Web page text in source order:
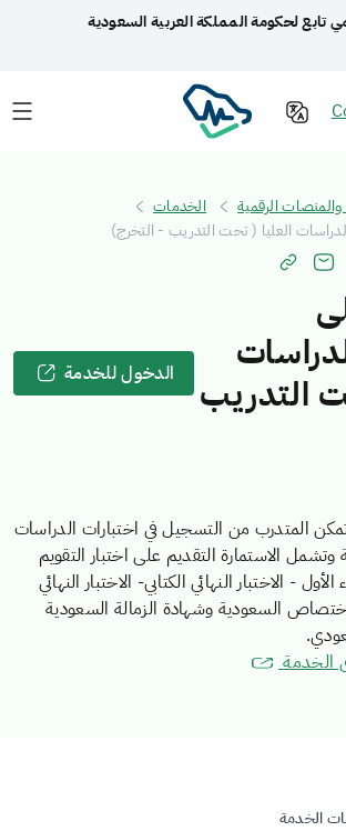
لحكومة المملكة العربية السعودية
الرقمية
الخدمات
العليا ( تحت التدريب - التخرج)
التدريب
الدخول للخدمة
المتدرب من التسجيل في اختبارات الدراسات
وتشمل الاستمارة التقديم على اختبار التقويم
- الاختبار النهائي الكتابي- الاختبار النهائي
السعودية وشهادة الزمالة السعودية
الخدمة
الخدمة